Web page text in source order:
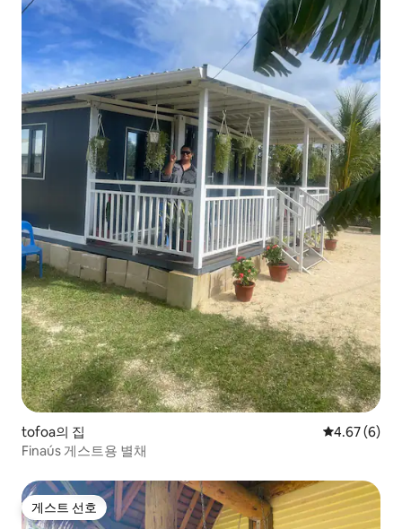
tofoa의 집 평점 4.67점
4.67 (6)
Finaús 게스트용 별채
게스트 선호
게스트 선호